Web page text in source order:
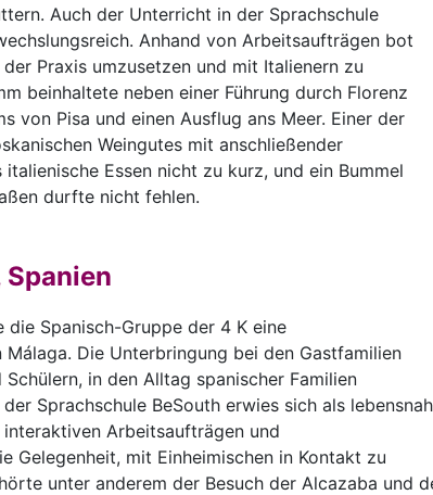
Auch der Unterricht in der Sprachschule
Anhand von Arbeitsaufträgen bot
Praxis umzusetzen und mit Italienern zu
beinhaltete neben einer Führung durch Florenz
von Pisa und einen Ausflug ans Meer. Einer der
Weingutes mit anschließender
Essen nicht zu kurz, und ein Bummel
durfte nicht fehlen.
die Spanisch-Gruppe der 4 K eine
Die Unterbringung bei den Gastfamilien
in den Alltag spanischer Familien
Sprachschule BeSouth erwies sich als lebensnah
Arbeitsaufträgen und
Gelegenheit, mit Einheimischen in Kontakt zu
unter anderem der Besuch der Alcazaba und